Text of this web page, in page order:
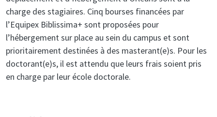
charge des stagiaires. Cinq bourses financées par
l’Equipex Biblissima+ sont proposées pour
l’hébergement sur place au sein du campus et sont
prioritairement destinées à des masterant(e)s. Pour les
doctorant(e)s, il est attendu que leurs frais soient pris
en charge par leur école doctorale.